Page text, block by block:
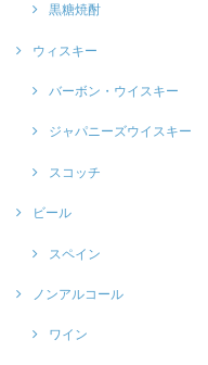
黒糖焼酎
ウィスキー
バーボン・ウイスキー
ジャパニーズウイスキー
スコッチ
ビール
スペイン
ノンアルコール
ワイン